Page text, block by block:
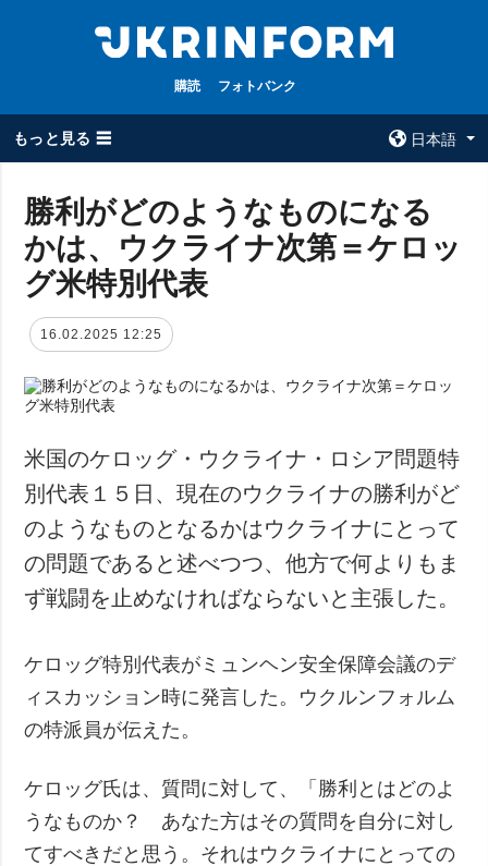
購読 フォトバンク
もっと見る ☰
日本語
全てのトピック
戦争
政治
経済・復興
防衛
社会・文化
スポーツ
犯罪
事故・緊急事態
ウクルインフォ
ルム
追加
インタビュー
写真
動画
サービス
フォトバンク
勝利がどのようなものになる
かは、ウクライナ次第＝ケロッ
グ米特別代表
16.02.2025 12:25
米国のケロッグ・ウクライナ・ロシア問題特
別代表１５日、現在のウクライナの勝利がど
のようなものとなるかはウクライナにとって
の問題であると述べつつ、他方で何よりもま
ず戦闘を止めなければならないと主張した。
ケロッグ特別代表がミュンヘン安全保障会議のデ
ィスカッション時に発言した。ウクルンフォルム
の特派員が伝えた。
ケロッグ氏は、質問に対して、「勝利とはどのよ
うなものか？ あなた方はその質問を自分に対し
てすべきだと思う。それはウクライナにとっての